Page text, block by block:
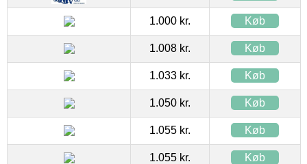
1.000 kr. Køb
1.008 kr. Køb
1.033 kr. Køb
1.050 kr. Køb
1.055 kr. Køb
1.055 kr. Køb